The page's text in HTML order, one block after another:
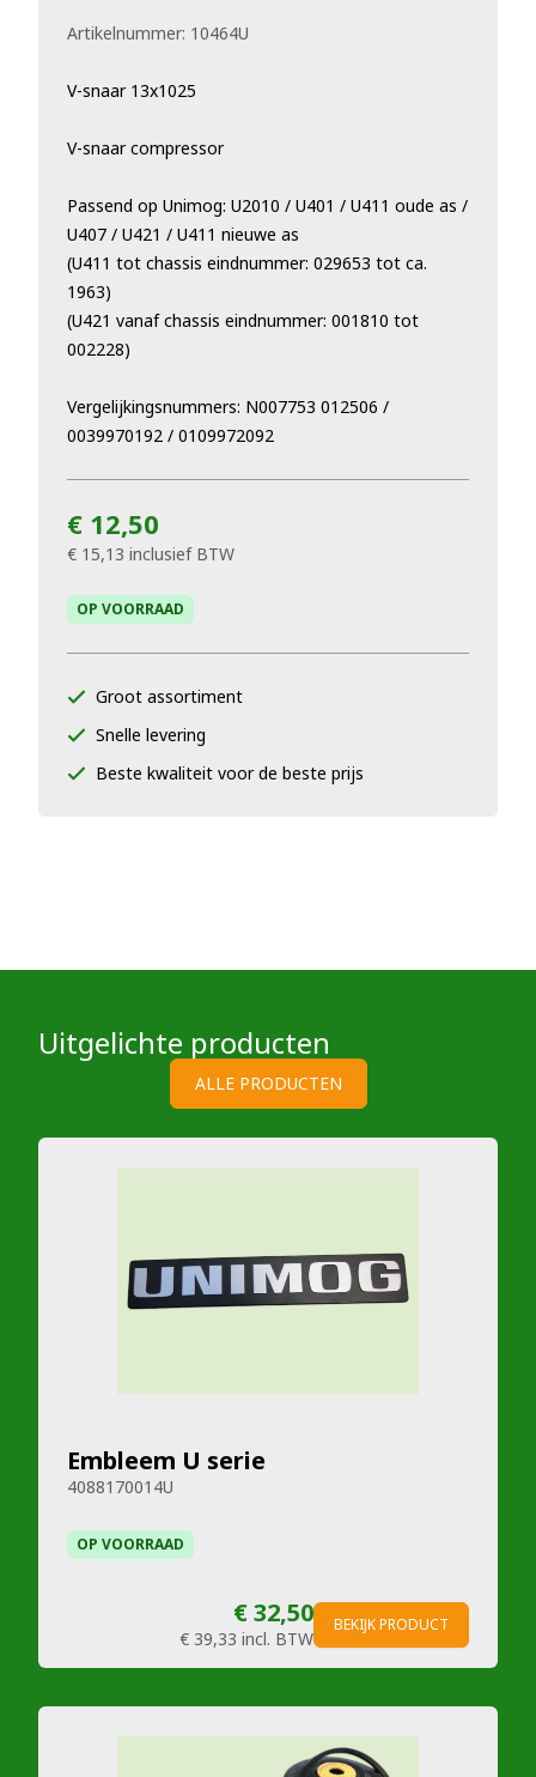
Artikelnummer: 10464U
V-snaar 13x1025
V-snaar compressor
Passend op Unimog: U2010 / U401 / U411 oude as /
U407 / U421 / U411 nieuwe as
(U411 tot chassis eindnummer: 029653 tot ca.
1963)
(U421 vanaf chassis eindnummer: 001810 tot
002228)
Vergelijkingsnummers: N007753 012506 /
0039970192 / 0109972092
€ 12,50
€ 15,13 inclusief BTW
OP VOORRAAD
Groot assortiment
Snelle levering
Beste kwaliteit voor de beste prijs
Uitgelichte producten
ALLE PRODUCTEN
Embleem U serie
4088170014U
OP VOORRAAD
€ 32,50
€ 39,33 incl. BTW
BEKIJK PRODUCT